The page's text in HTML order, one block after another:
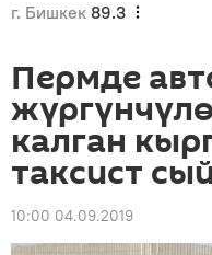
г. Бишкек 89.3
Пермде
калган
таксист
10:00 04.09.2019